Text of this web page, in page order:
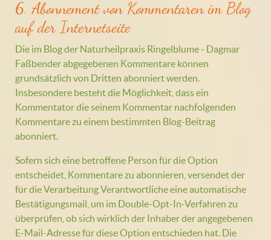
6. Abonnement von Kommentaren im Blog
auf der Internetseite
Die im Blog der Naturheilpraxis Ringelblume - Dagmar
Faßbender abgegebenen Kommentare können
grundsätzlich von Dritten abonniert werden.
Insbesondere besteht die Möglichkeit, dass ein
Kommentator die seinem Kommentar nachfolgenden
Kommentare zu einem bestimmten Blog-Beitrag
abonniert.
Sofern sich eine betroffene Person für die Option
entscheidet, Kommentare zu abonnieren, versendet der
für die Verarbeitung Verantwortliche eine automatische
Bestätigungsmail, um im Double-Opt-In-Verfahren zu
überprüfen, ob sich wirklich der Inhaber der angegebenen
E-Mail-Adresse für diese Option entschieden hat. Die